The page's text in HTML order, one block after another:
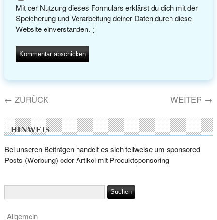
Mit der Nutzung dieses Formulars erklärst du dich mit der
Speicherung und Verarbeitung deiner Daten durch diese
Website einverstanden. *
← ZURÜCK WEITER →
HINWEIS
Bei unseren Beiträgen handelt es sich teilweise um sponsored
Posts (Werbung) oder Artikel mit Produktsponsoring.
Allgemein